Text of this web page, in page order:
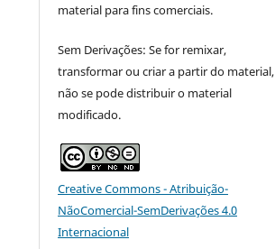
material para fins comerciais.
Sem Derivações: Se for remixar,
transformar ou criar a partir do material,
não se pode distribuir o material
modificado.
Creative Commons - Atribuição-
NãoComercial-SemDerivações 4.0
Internacional